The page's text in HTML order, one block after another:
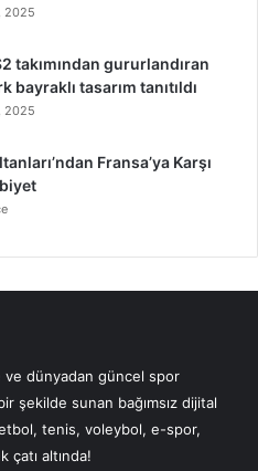
2025
takımından gururlandıran
bayraklı tasarım tanıtıldı
2025
Fransa’ya Karşı
ve dünyadan güncel spor
şekilde sunan bağımsız dijital
tenis, voleybol, e-spor,
çatı altında!